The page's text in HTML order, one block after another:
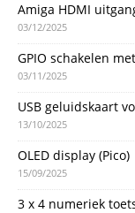
Amiga HDMI
03/12/2025
GPIO schakelen
03/11/2025
USB geluidskaart
13/10/2025
OLED display (Pico)
15/09/2025
3 x 4 numeriek